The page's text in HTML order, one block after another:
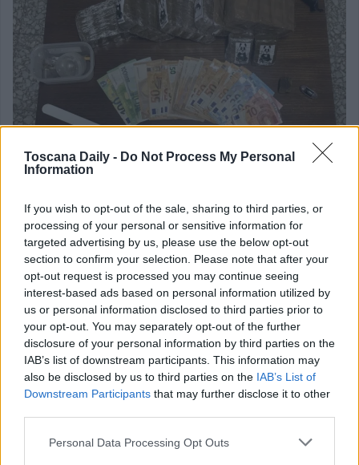
Toscana Daily - Do Not Process My Personal
Information
If you wish to opt-out of the sale, sharing to third parties, or
processing of your personal or sensitive information for
targeted advertising by us, please use the below opt-out
section to confirm your selection. Please note that after your
opt-out request is processed you may continue seeing
interest-based ads based on personal information utilized by
us or personal information disclosed to third parties prior to
your opt-out. You may separately opt-out of the further
disclosure of your personal information by third parties on the
IAB’s list of downstream participants. This information may
also be disclosed by us to third parties on the IAB’s List of
Downstream Participants that may further disclose it to other
Personal Data Processing Opt Outs
Da un’ulteriore perquisizione estesa ad altra pertinenza
immobiliare nella disponibilità del medesimo indagato, è
stato rinvenuto un fucile a canne mozze calibro12, da
ritenersi arma clandestina visto che era priva di segni
identificativi.